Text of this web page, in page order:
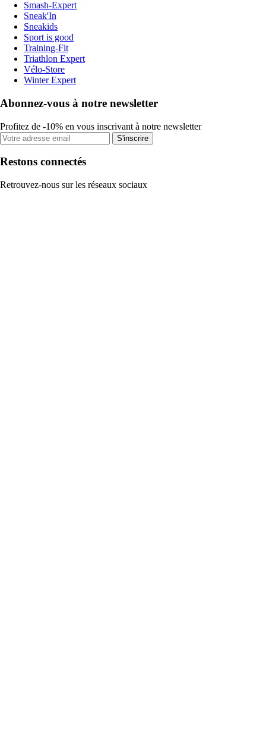
Smash-Expert
Sneak'In
Sneakids
Sport is good
Training-Fit
Triathlon Expert
Vélo-Store
Winter Expert
Abonnez-vous à notre newsletter
Profitez de -10% en vous inscrivant à notre newsletter
S'inscrire
Restons connectés
Retrouvez-nous sur les réseaux sociaux